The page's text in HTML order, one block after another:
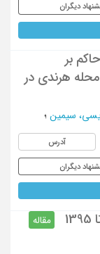
دیگران
بر
محله هرندی در
سیمین ؛
آدرس
دیگران
مقاله